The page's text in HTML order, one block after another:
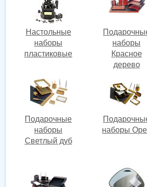
Настольные
наборы
пластиковые
наборы
Красное
дерево
Подарочные
наборы
Светлый дуб
наборы